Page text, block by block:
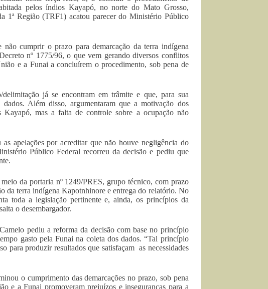
pelos índios Kayapó, no norte do Mato Grosso,
1ª Região (TRF1) acatou parecer do Ministério Público
cumprir o prazo para demarcação da terra indígena
nº 1775/96, o que vem gerando diversos conflitos
e a Funai a concluírem o procedimento, sob pena de
já se encontram em trâmite e que, para sua
Além disso, argumentaram que a motivação dos
mas a falta de controle sobre a ocupação não
apelações por acreditar que não houve negligência do
Público Federal recorreu da decisão e pediu que
da portaria nº 1249/PRES, grupo técnico, com prazo
da terra indígena Kapotnhinore e entrega do relatório. No
toda a legislação pertinente e, ainda, os princípios da
o desembargador.
pediu a reforma da decisão com base no princípio
gasto pela Funai na coleta dos dados. “Tal princípio
para produzir resultados que satisfaçam as necessidades
o cumprimento das demarcações no prazo, sob pena
e a Funai promoveram prejuízos e inseguranças para a